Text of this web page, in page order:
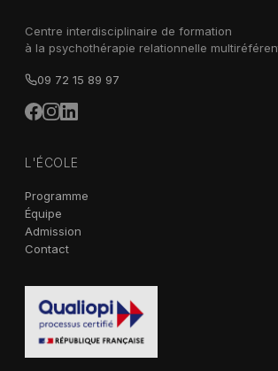
Centre interdisciplinaire de formation
à la psychothérapie relationnelle
09 72 15 89 97
L'ÉCOLE
Programme
Équipe
Admission
Contact